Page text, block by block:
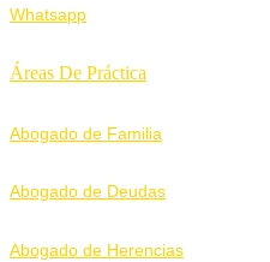
Whatsapp
Áreas De Práctica
Abogado de Familia
Abogado de Deudas
Abogado de Herencias